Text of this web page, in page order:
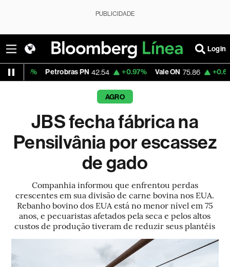
PUBLICIDADE
Login
Petrobras PN 42.54 +0.97% Vale ON 75.86 +0.62% Itaú
AGRO
JBS fecha fábrica na
Pensilvânia por escassez
de gado
Companhia informou que enfrentou perdas
crescentes em sua divisão de carne bovina nos EUA.
Rebanho bovino dos EUA está no menor nível em 75
anos, e pecuaristas afetados pela seca e pelos altos
custos de produção tiveram de reduzir seus plantéis